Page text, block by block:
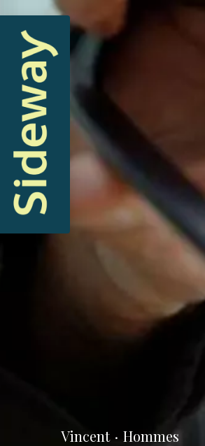
Vincent · Hommes